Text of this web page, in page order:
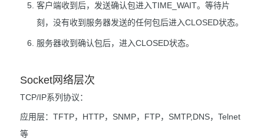
客户端收到后，发送确认包进入TIME_WAIT。等待片
刻，没有收到服务器发送的任何包后进入CLOSED状态。
服务器收到确认包后，进入CLOSED状态。
Socket网络层次
TCP/IP系列协议：
应用层：TFTP，HTTP，SNMP，FTP，SMTP,DNS，Telnet
等